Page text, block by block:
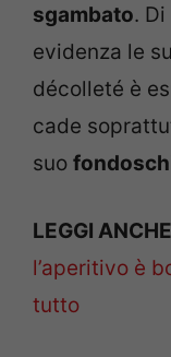
sgambato.
evidenza le
décolleté è
cade
suo
LEGGI
l’aperitivo è
tutto